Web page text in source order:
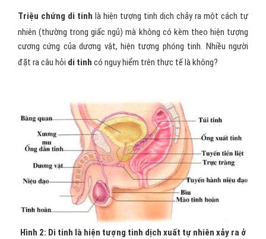
Triệu chứng di tinh là hiện tượng tinh dịch chảy ra một cách tự
nhiên (thường trong giấc ngủ) mà không có kèm theo hiện tượng
cương cứng của dương vật, hiện tượng phóng tinh. Nhiều người
đặt ra câu hỏi di tinh có nguy hiểm trên thực tế là không?
Hình 2: Di tinh là hiện tượng tinh dịch xuất tự nhiên xảy ra ở